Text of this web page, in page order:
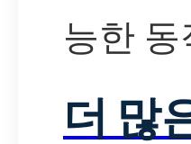
능한
더 많